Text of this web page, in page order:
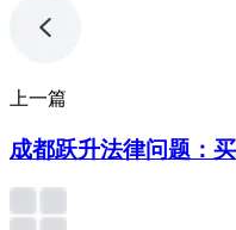
上一篇
成都跃升法律问题：